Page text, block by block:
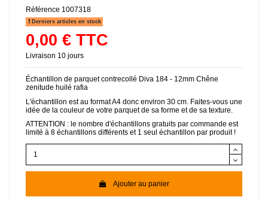
Référence 1007318
Derniers articles en stock
0,00 € TTC
Livraison 10 jours
Échantillon de parquet contrecollé Diva 184 - 12mm Chêne
zenitude huilé rafia
L'échantillon est au format A4 donc environ 30 cm. Faites-vous une
idée de la couleur de votre parquet de sa forme et de sa texture.
ATTENTION : le nombre d'échantillons gratuits par commande est
limité à 8 échantillons différents et 1 seul échantillon par produit !
Ajouter au panier